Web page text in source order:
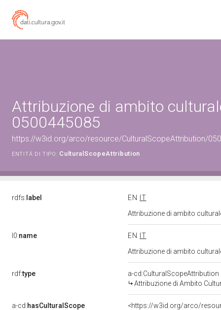
Attribuzione di ambito
0500445085
https://w3id.org/arco/resource/CulturalScopeAttribution/
ENTITÀ DI TIPO: CulturalScopeAttribution
rdfs: label EN
IT
Attribuzione di ambito
l0:name EN
IT
Attribuzione di ambito
rdf:type
a-cd:CulturalScopeAttribution
Attribuzione di Ambito
a-cd:hasCulturalScope
<https://w3id.org/arco/